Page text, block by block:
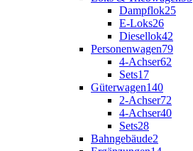
Dampflok25
E-Loks26
Diesellok42
Personenwagen79
4-Achser62
Sets17
Güterwagen140
2-Achser72
4-Achser40
Sets28
Bahngebäude2